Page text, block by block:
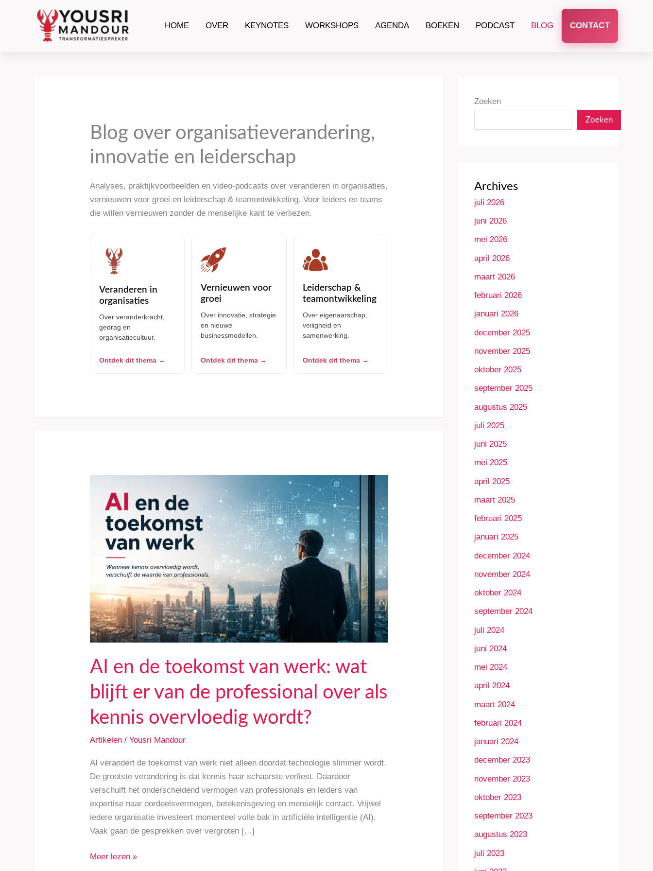
HOME OVER KEYNOTES WORKSHOPS AGENDA BOEKEN PODCAST BLOG CONTACT
Blog over organisatieverandering,
innovatie en leiderschap
Analyses, praktijkvoorbeelden en video-podcasts over veranderen in organisaties,
vernieuwen voor groei en leiderschap & teamontwikkeling. Voor leiders en teams
die willen vernieuwen zonder de menselijke kant te verliezen.
Veranderen in
organisaties
Over veranderkracht,
gedrag en
organisatiecultuur.
Ontdek dit thema →
Vernieuwen voor
groei
Over innovatie, strategie
en nieuwe
businessmodellen.
Ontdek dit thema →
Leiderschap &
teamontwikkeling
Over eigenaarschap,
veiligheid en
samenwerking.
Ontdek dit thema →
AI en de toekomst van werk: wat
blijft er van de professional over als
kennis overvloedig wordt?
Artikelen /Yousri Mandour
AI verandert de toekomst van werk niet alleen doordat technologie slimmer wordt.
De grootste verandering is dat kennis haar schaarste verliest. Daardoor
verschuift het onderscheidend vermogen van professionals en leiders van
expertise naar oordeelsvermogen, betekenisgeving en menselijk contact. Vrijwel
iedere organisatie investeert momenteel volle bak in artificiële intelligentie (AI).
Vaak gaan de gesprekken over vergroten […]
toekomst
werk:
van
de
professional
over
als
kennis
overvloedig
wordt?
Meer lezen »
Zoeken
Zoeken
Archives
juli 2026
juni 2026
mei 2026
april 2026
maart 2026
februari 2026
januari 2026
december 2025
november 2025
oktober 2025
september 2025
augustus 2025
juli 2025
juni 2025
mei 2025
april 2025
maart 2025
februari 2025
januari 2025
december 2024
november 2024
oktober 2024
september 2024
juli 2024
juni 2024
mei 2024
april 2024
maart 2024
februari 2024
januari 2024
december 2023
november 2023
oktober 2023
september 2023
augustus 2023
juli 2023